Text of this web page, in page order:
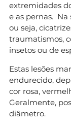
extremidades
e as pernas. Na
ou seja,
traumatismos,
insetos ou de
Estas lesões
endurecido,
cor rosa,
Geralmente,
diâmetro.